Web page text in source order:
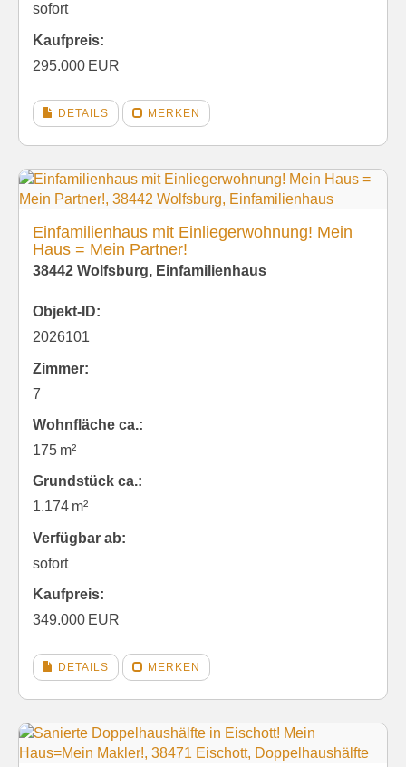
sofort
Kaufpreis:
295.000 EUR
DETAILS MERKEN
Einfamilienhaus mit Einliegerwohnung! Mein
Haus = Mein Partner!
38442 Wolfsburg, Einfamilienhaus
Objekt-ID:
2026101
Zimmer:
7
Wohnfläche ca.:
175 m²
Grund­stück ca.:
1.174 m²
Verfügbar ab:
sofort
Kaufpreis:
349.000 EUR
DETAILS MERKEN